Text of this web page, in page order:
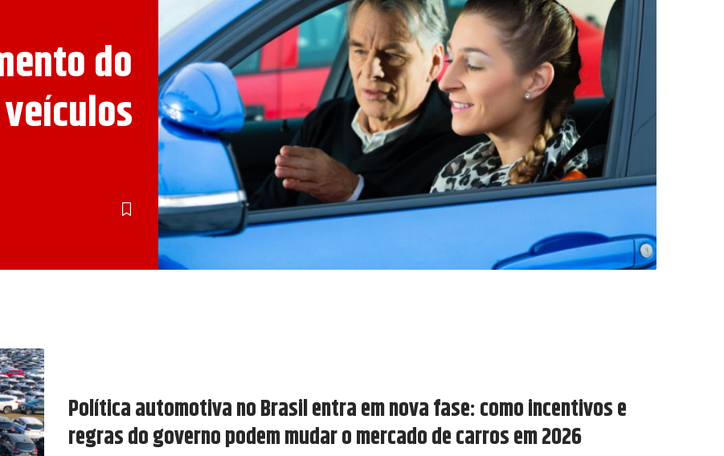
do
Política automotiva no Brasil entra em nova fase: como incentivos e
regras do governo podem mudar o mercado de carros em 2026